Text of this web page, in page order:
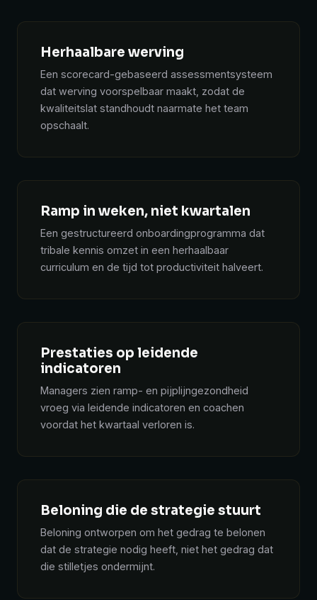
Herhaalbare werving
Een scorecard-gebaseerd assessmentsysteem
dat werving voorspelbaar maakt, zodat de
kwaliteitslat standhoudt naarmate het team
opschaalt.
Ramp in weken, niet kwartalen
Een gestructureerd onboardingprogramma dat
tribale kennis omzet in een herhaalbaar
curriculum en de tijd tot productiviteit halveert.
Prestaties op leidende
indicatoren
Managers zien ramp- en pijplijngezondheid
vroeg via leidende indicatoren en coachen
voordat het kwartaal verloren is.
Beloning die de strategie stuurt
Beloning ontworpen om het gedrag te belonen
dat de strategie nodig heeft, niet het gedrag dat
die stilletjes ondermijnt.